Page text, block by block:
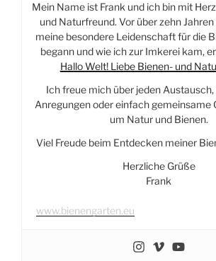
Mein Name ist Frank und ich bin mit
und Naturfreund. Vor über zehn
meine besondere Leidenschaft für die
begann und wie ich zur Imkerei kam,
Hallo Welt! Liebe Bienen- und
Ich freue mich über jeden Austausch,
Anregungen oder einfach gemeinsame
um Natur und Bienen.
Viel Freude beim Entdecken meiner
Herzliche Grüße
Frank
www.bienengarten.eu